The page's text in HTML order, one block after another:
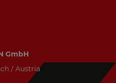
GmbH
/ Austria